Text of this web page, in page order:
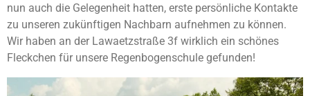
nun auch die Gelegenheit hatten, erste persönliche Kontakte
zu unseren zukünftigen Nachbarn aufnehmen zu können.
Wir haben an der Lawaetzstraße 3f wirklich ein schönes
Fleckchen für unsere Regenbogenschule gefunden!